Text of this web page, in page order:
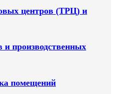
центров (ТРЦ) и
и производственных
помещений